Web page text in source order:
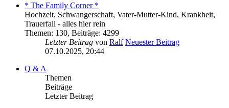
* The Family Corner *
Hochzeit, Schwangerschaft, Vater-Mutter-Kind, Krankheit,
Trauerfall - alles hier rein
Themen: 130, Beiträge: 4299
Letzter Beitrag von Ralf Neuester Beitrag
07.10.2025, 20:44
Q & A
Themen
Beiträge
Letzter Beitrag